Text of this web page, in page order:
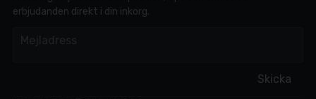
Skicka
erbjudanden direkt i din inkorg.